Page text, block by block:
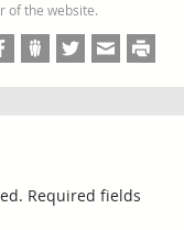
of the website.
Required fields